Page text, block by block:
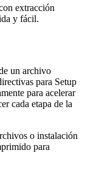
extracción
y fácil.
un archivo
para Setup
para acelerar
cada etapa de la
o instalación
para